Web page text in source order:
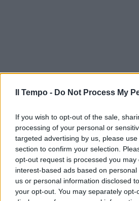
Il Tempo - Do Not Process My
If you wish to opt-out of the sale,
processing of your personal or
targeted advertising by us, please
section to confirm your selection.
opt-out request is processed you may
interest-based ads based on
us or personal information disclosed
your opt-out. You may separately